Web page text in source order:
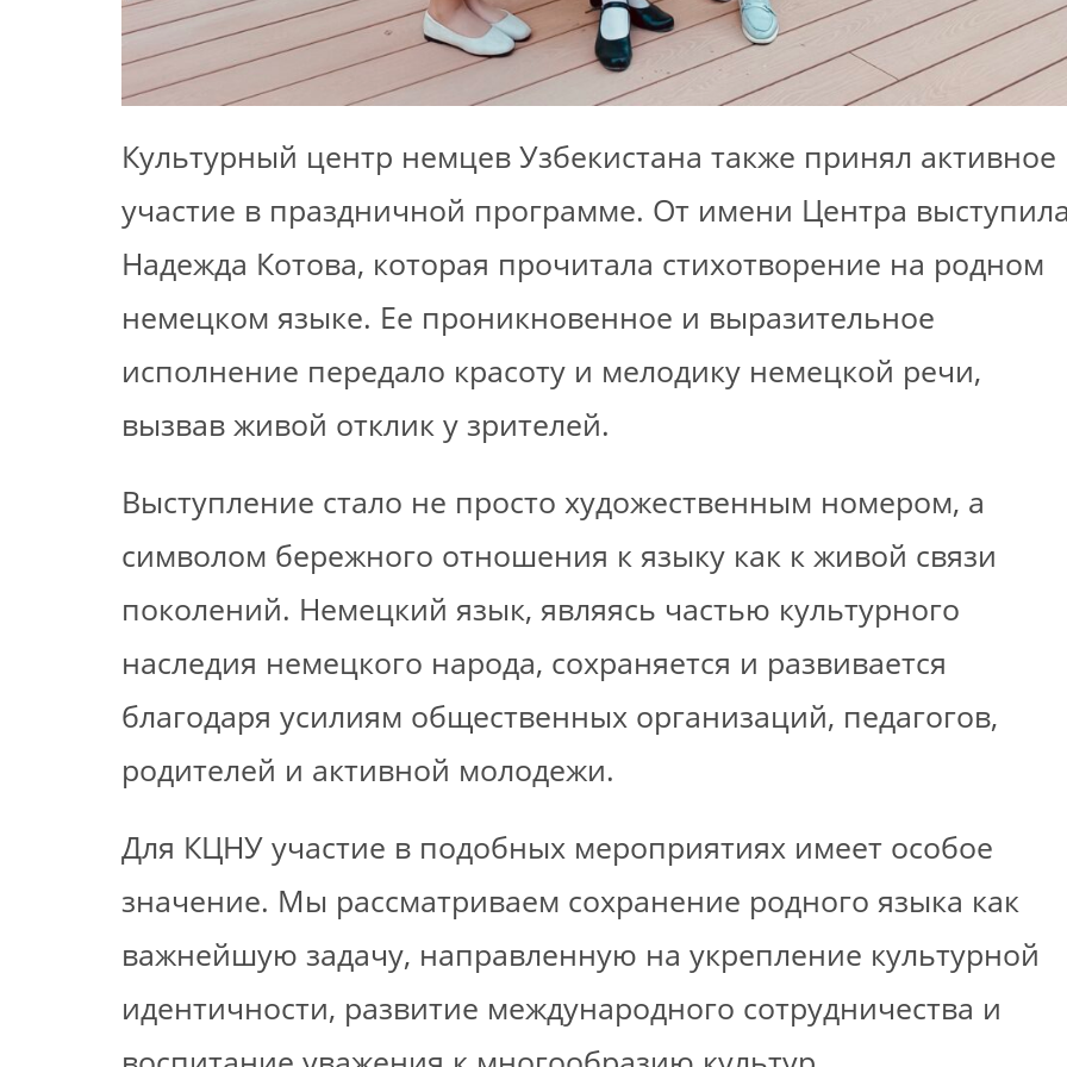
Культурный центр немцев Узбекистана также принял активное
участие в праздничной программе. От имени Центра
Надежда Котова, которая прочитала стихотворение на родном
немецком языке. Ее проникновенное и выразительное
исполнение передало красоту и мелодику немецкой речи,
вызвав живой отклик у зрителей.
Выступление стало не просто художественным номером, а
символом бережного отношения к языку как к живой связи
поколений. Немецкий язык, являясь частью культурного
наследия немецкого народа, сохраняется и развивается
благодаря усилиям общественных организаций, педагогов,
родителей и активной молодежи.
Для КЦНУ участие в подобных мероприятиях имеет особое
значение. Мы рассматриваем сохранение родного языка как
важнейшую задачу, направленную на укрепление культурной
идентичности, развитие международного сотрудничества и